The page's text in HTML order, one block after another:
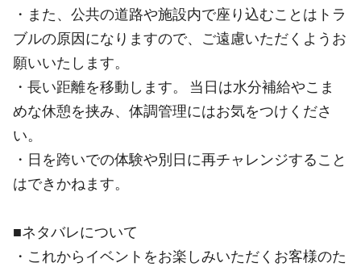
・また、公共の道路や施設内で座り込むことはトラ
ブルの原因になりますので、ご遠慮いただくようお
願いいたします。
・長い距離を移動します。 当日は水分補給やこま
めな休憩を挟み、体調管理にはお気をつけくださ
い。
・日を跨いでの体験や別日に再チャレンジすること
はできかねます。
■ネタバレについて
・これからイベントをお楽しみいただくお客様のた